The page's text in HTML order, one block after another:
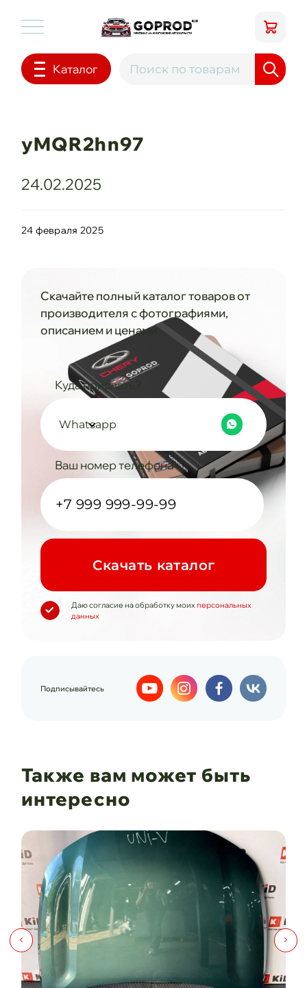
Каталог
yMQR2hn97
24.02.2025
24 февраля 2025
Скачайте полный каталог товаров от
производителя с фотографиями,
описанием и ценами
Куда прислать?
Whatsapp
Ваш номер телефона
Cкачать каталог
Даю согласие на обработку моих персональных
данных
Подписывайтесь
Также вам может быть
интересно